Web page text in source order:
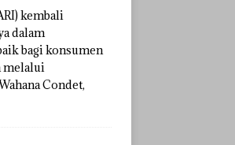
kembali
dalam
bagi konsumen
melalui
Condet,